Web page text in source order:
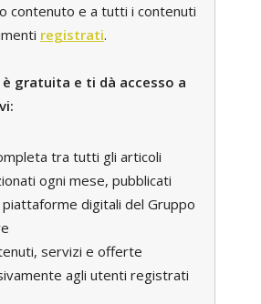
contenuto e a tutti i contenuti
registrati.
gratuita e ti dà accesso a
tra tutti gli articoli
ogni mese, pubblicati
digitali del Gruppo
servizi e offerte
agli utenti registrati